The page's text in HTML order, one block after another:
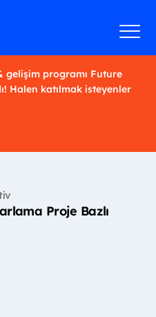
gelişim programı Future
Halen katılmak isteyenler
Proje Bazlı